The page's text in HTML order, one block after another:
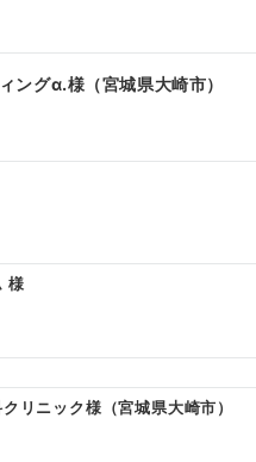
ングα.様（宮城県大崎市）
様
リニック様（宮城県大崎市）